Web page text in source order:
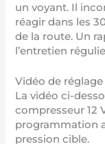
un voyant. Il
réagir dans les
de la route. Un
l’entretien
Vidéo de
La vidéo ci-
compresseur 12
programmation
pression cible.